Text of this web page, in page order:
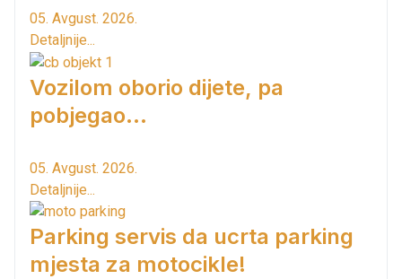
05. Avgust. 2026.
Detaljnije...
Vozilom oborio dijete, pa
pobjegao...
05. Avgust. 2026.
Detaljnije...
Parking servis da ucrta parking
mjesta za motocikle!